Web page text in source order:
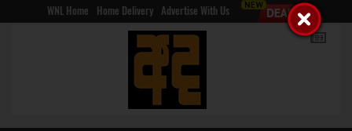
WNL Home Home Delivery Advertise With Us